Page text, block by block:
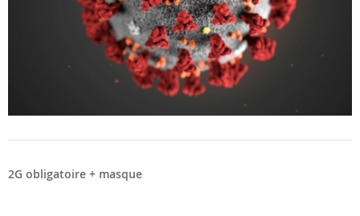
2G obligatoire + masque